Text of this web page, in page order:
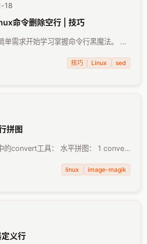
18
命令删除空行 | 技巧
单需求开始学习掌握命令行黑魔法。 今
实很容易实现。如题图所示，常见的
技巧 Linux sed
拼图
的convert工具： 水平拼图： 1 convert
linux image-magik
义行